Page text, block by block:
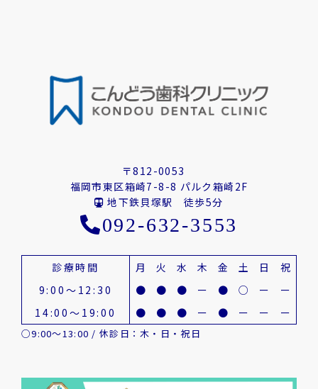
〒812-0053
福岡市東区箱崎7-8-8 パルク箱崎2F
地下鉄貝塚駅 徒歩5分
092-632-3553
診療時間 月 火 水 木 金 土 日
祝
9:00～12:30
● ● ● ー ● ○ ー
ー
14:00～19:00
● ● ● ー ● ー ー ー
○9:00～13:00 / 休診日：木・日・祝日